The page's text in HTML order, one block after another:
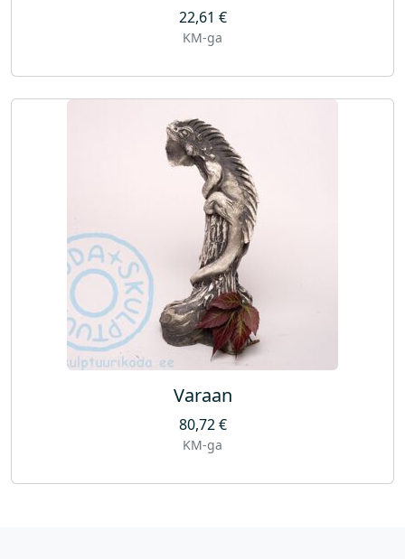
22,61 €
KM-ga
Varaan
80,72€
KM-ga